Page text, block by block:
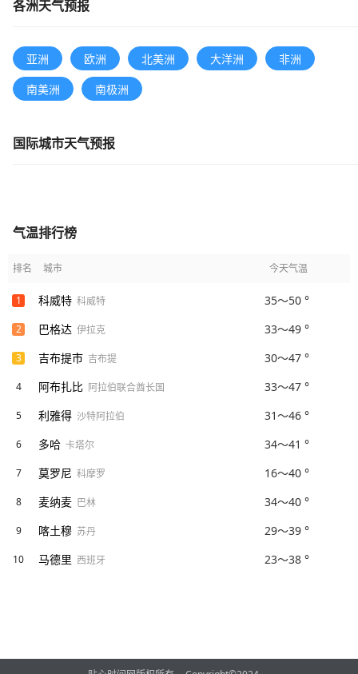
各洲天气预报
亚洲 欧洲 北美洲 大洋洲
非洲
南美洲
南极洲
国际城市天气预报
气温排行榜
排名 城市 今天气温
1 科威特 科威特 35～50 °
2 巴格达 伊拉克 33～49 °
3 吉布提市 吉布提 30～47 °
4 阿布扎比 阿拉伯联合酋长国 33～47 °
5 利雅得 沙特阿拉伯 31～46 °
6 多哈 卡塔尔 34～41 °
7 莫罗尼 科摩罗 16～40 °
8 麦纳麦 巴林 34～40 °
9 喀土穆 苏丹 29～39 °
10 马德里 西班牙 23～38 °